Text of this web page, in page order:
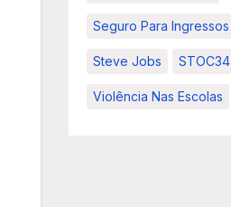
Seguro Para Ingressos
Steve Jobs STOC34
Violência Nas Escolas